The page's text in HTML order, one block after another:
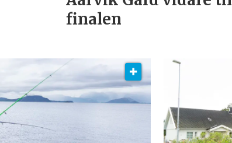
finalen